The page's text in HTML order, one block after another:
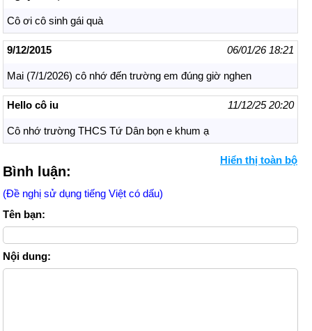
Cô ơi cô sinh gái quà
9/12/2015 06/01/26 18:21
Mai (7/1/2026) cô nhớ đến trường em đúng giờ nghen
Hello cô iu 11/12/25 20:20
Cô nhớ trường THCS Tứ Dân bọn e khum ạ
11/12/25 20:20
em chào cô
cô thân thiện
Phương Nguyên 09/11/25 15:29
Hiển thị toàn bộ
Bình luận:
(Đề nghị sử dụng tiếng Việt có dấu)
Tên bạn:
Nội dung: